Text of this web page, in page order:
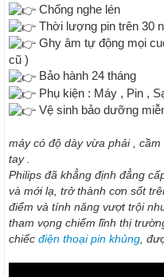
Chống nghe lén
Thời lượng pin trên 30
Ghy âm tự động mọi
cũ )
Bảo hành 24 tháng
Phụ kiện : Máy , Pin ,
Vệ sinh bảo dưỡng
máy có độ dày vừa phải ,
tay .
Philips đã khẳng định đẳng
và mới lạ, trở thành cơn sốt
điểm và tính năng vượt trội
tham vọng chiếm lĩnh thị
chiếc điện thoại pin khủng ,